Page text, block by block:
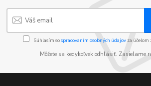
Súhlasím sospracovaním osobných údajov za účelom
Môžete sa kedykoľvek odhlásiť. Zasielame